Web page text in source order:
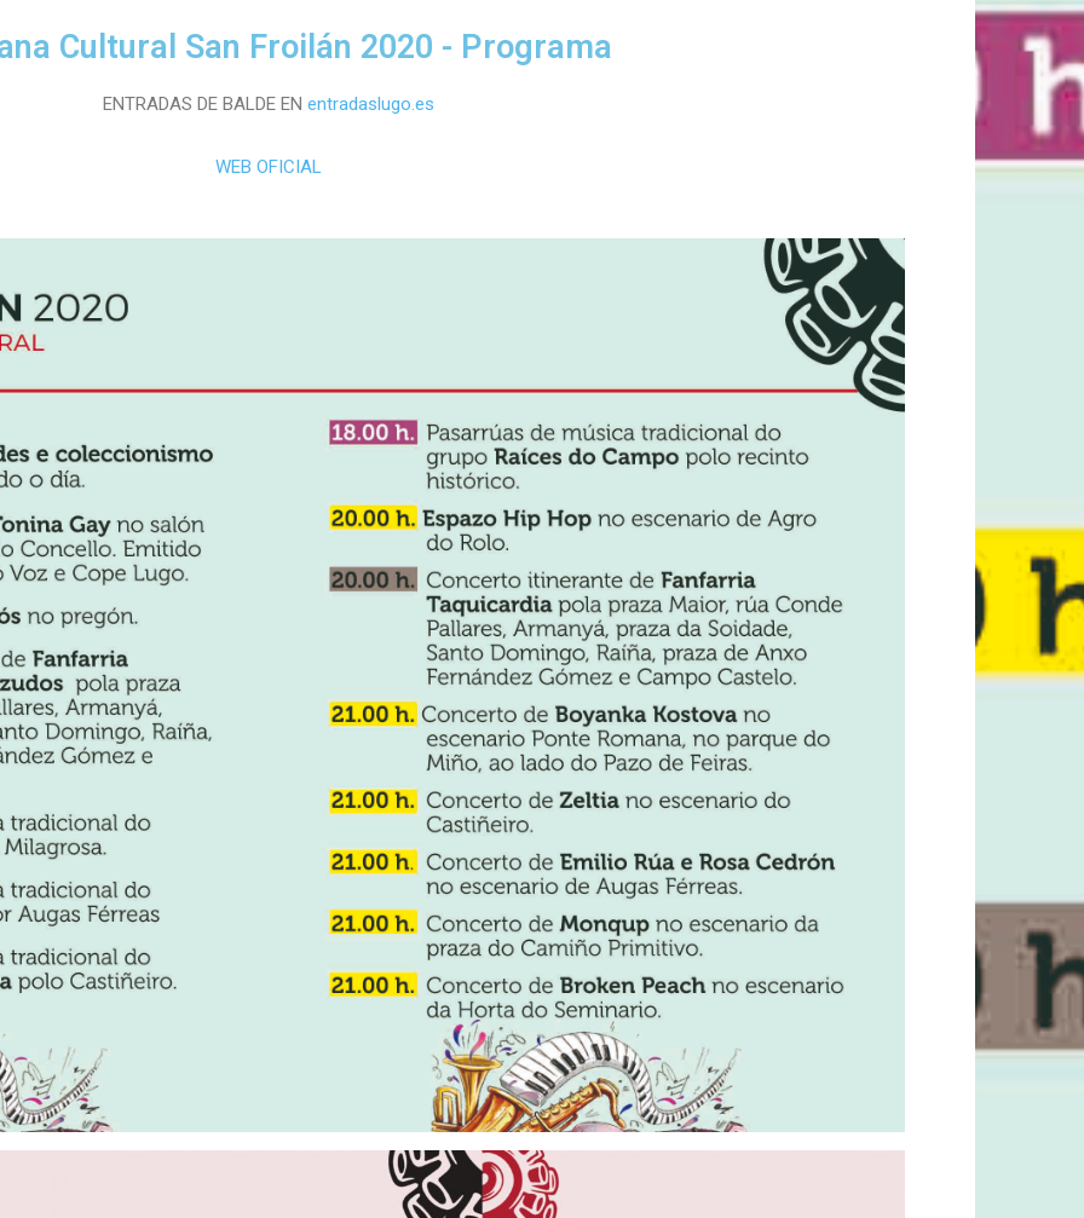
Cultural San Froilán 2020 - Programa
ENTRADAS DE BALDE EN entradaslugo.es
WEB OFICIAL